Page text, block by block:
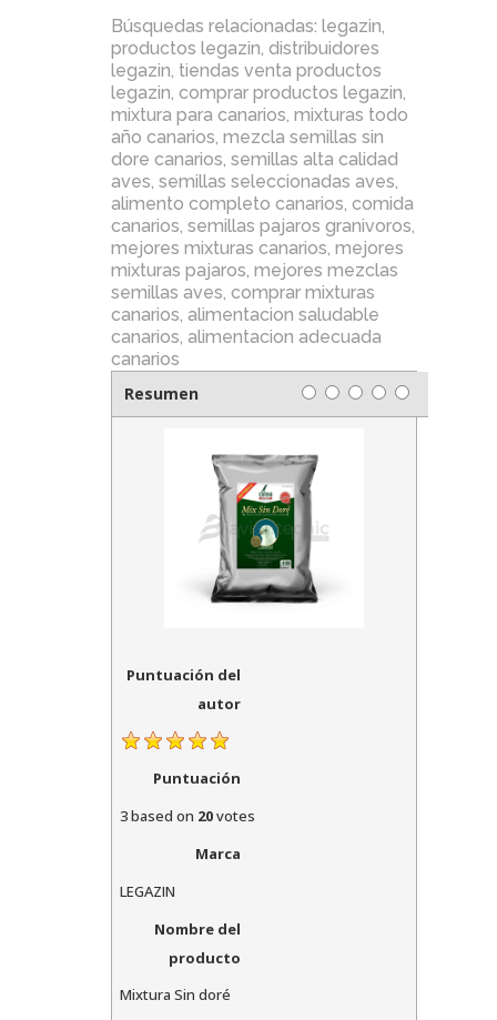
Búsquedas relacionadas: legazin,
productos legazin, distribuidores
legazin, tiendas venta productos
legazin, comprar productos legazin,
mixtura para canarios, mixturas todo
año canarios, mezcla semillas sin
dore canarios, semillas alta calidad
aves, semillas seleccionadas aves,
alimento completo canarios, comida
canarios, semillas pajaros granivoros,
mejores mixturas canarios, mejores
mixturas pajaros, mejores mezclas
semillas aves, comprar mixturas
canarios, alimentacion saludable
canarios, alimentacion adecuada
canarios
Resumen
Puntuación del
autor
Puntuación
3based on 20votes
Marca
LEGAZIN
Nombre del
producto
Mixtura Sin doré